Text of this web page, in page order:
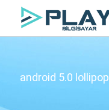
android 5.0 lollipop